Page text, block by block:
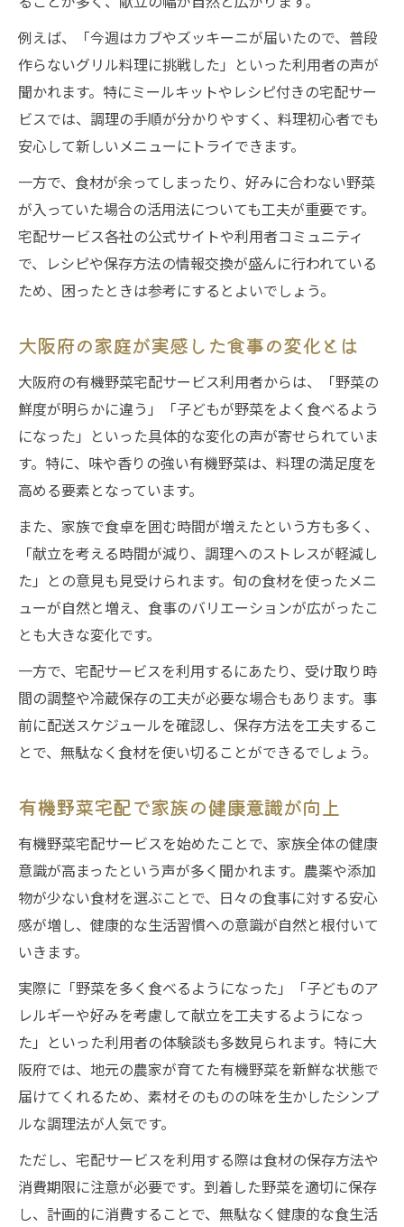
例えば、「今週はカブやズッキーニが届いたので、普段
作らないグリル料理に挑戦した」といった利用者の声が
聞かれます。特にミールキットやレシピ付きの宅配サー
ビスでは、調理の手順が分かりやすく、料理初心者でも
安心して新しいメニューにトライできます。
一方で、食材が余ってしまったり、好みに合わない野菜
が入っていた場合の活用法についても工夫が重要です。
宅配サービス各社の公式サイトや利用者コミュニティ
で、レシピや保存方法の情報交換が盛んに行われている
ため、困ったときは参考にするとよいでしょう。
大阪府の家庭が実感した食事の変化とは
大阪府の有機野菜宅配サービス利用者からは、「野菜の
鮮度が明らかに違う」「子どもが野菜をよく食べるよう
になった」といった具体的な変化の声が寄せられていま
す。特に、味や香りの強い有機野菜は、料理の満足度を
高める要素となっています。
また、家族で食卓を囲む時間が増えたという方も多く、
「献立を考える時間が減り、調理へのストレスが軽減し
た」との意見も見受けられます。旬の食材を使ったメニ
ューが自然と増え、食事のバリエーションが広がったこ
とも大きな変化です。
一方で、宅配サービスを利用するにあたり、受け取り時
間の調整や冷蔵保存の工夫が必要な場合もあります。事
前に配送スケジュールを確認し、保存方法を工夫するこ
とで、無駄なく食材を使い切ることができるでしょう。
有機野菜宅配で家族の健康意識が向上
有機野菜宅配サービスを始めたことで、家族全体の健康
意識が高まったという声が多く聞かれます。農薬や添加
物が少ない食材を選ぶことで、日々の食事に対する安心
感が増し、健康的な生活習慣への意識が自然と根付いて
いきます。
実際に「野菜を多く食べるようになった」「子どものア
レルギーや好みを考慮して献立を工夫するようになっ
た」といった利用者の体験談も多数見られます。特に大
阪府では、地元の農家が育てた有機野菜を新鮮な状態で
届けてくれるため、素材そのものの味を生かしたシンプ
ルな調理法が人気です。
ただし、宅配サービスを利用する際は食材の保存方法や
消費期限に注意が必要です。到着した野菜を適切に保存
し、計画的に消費することで、無駄なく健康的な食生活